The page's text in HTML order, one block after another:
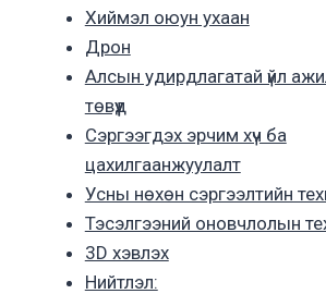
Хиймэл оюун ухаан
Дрон
Алсын удирдлагатай үйл
төвүүд
Сэргээгдэх эрчим хүч ба
цахилгаанжуулалт
Усны нөхөн сэргээлтийн
Тэсэлгээний оновчлолын
3D хэвлэх
Нийтлэл: